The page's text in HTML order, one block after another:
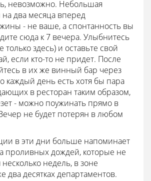
невозможно. Небольшая
на два месяца вперед
- не ваше, а спонтанность вы
сюда к 7 вечера. Улыбнитесь
только здесь) и оставьте свой
если кто-то не придет. После
в их же винный бар через
каждый день есть хотя бы пара
в ресторан таким образом,
- можно поужинать прямо в
не будет потерян в любом
в эти дни больше напоминает
проливных дождей, которые не
недель, в зоне
два десятках департаментов.